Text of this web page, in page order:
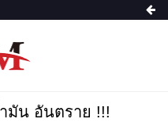
มัน อันตราย !!!